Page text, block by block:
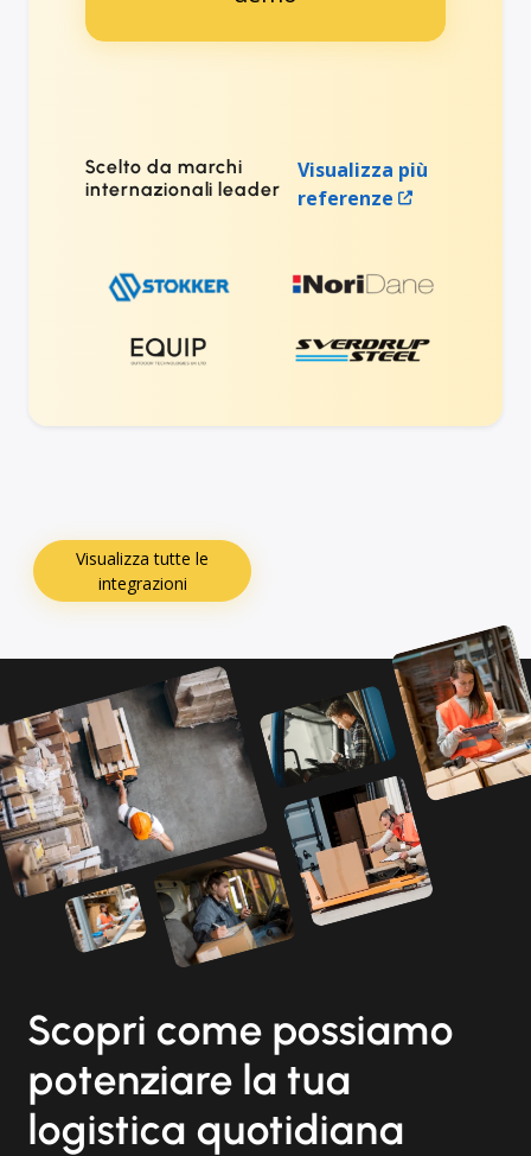
Scelto da marchi
internazionali leader
Visualizza più
referenze
Visualizza tutte le
integrazioni
Scopri come possiamo
potenziare la tua
logistica quotidiana